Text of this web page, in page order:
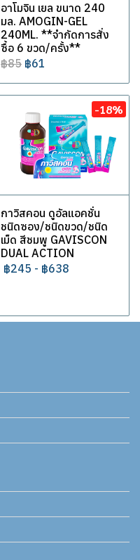
อาโมจิน เยล ขนาด 240
มล. AMOGIN-GEL
240ML. **จำกัดการสั่ง
ซื้อ 6 ขวด/ครั้ง**
฿85 ฿61
-18%
กาวิสคอน ดูอัลแอคชั่น
ชนิดซอง/ชนิดขวด/ชนิด
เม็ด สีชมพู GAVISCON
DUAL ACTION
฿245 - ฿638